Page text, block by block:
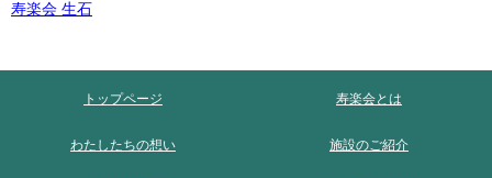
寿楽会 生石
トップページ 寿楽会とは
わたしたちの想い 施設のご紹介